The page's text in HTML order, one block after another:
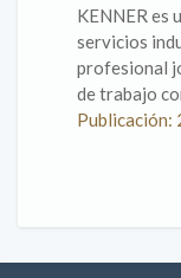
KENNER es
servicios
profesional
de trabajo